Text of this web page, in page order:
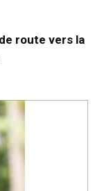
route vers la